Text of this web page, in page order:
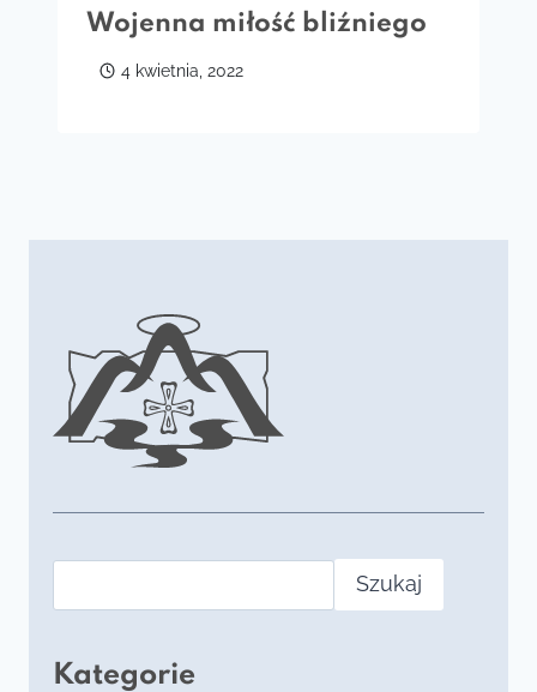
Wojenna miłość bliźniego
4 kwietnia, 2022
Szukaj
Kategorie